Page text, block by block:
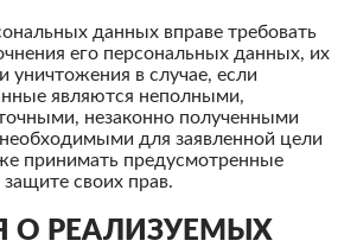
данных вправе требовать
его персональных данных, их
уничтожения в случае, если
являются неполными,
незаконно полученными
для заявленной цели
принимать предусмотренные
своих прав.
О РЕАЛИЗУЕМЫХ